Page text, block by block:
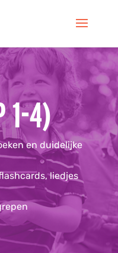
1-4)
en duidelijke
liedjes